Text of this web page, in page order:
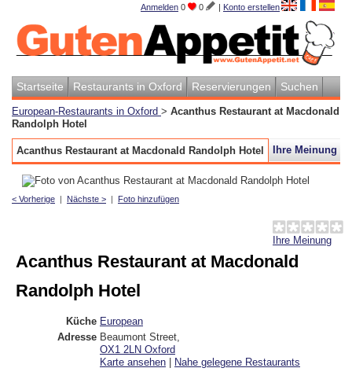
Anmelden 0 0 | Konto erstellen
Startseite Restaurants in Oxford Reservierungen Suchen
European-Restaurants in Oxford > Acanthus Restaurant at Macdonald
Randolph Hotel
Acanthus Restaurant at Macdonald Randolph Hotel Ihre Meinung
< Vorherige | Nächste > | Foto hinzufügen
Ihre Meinung
Acanthus Restaurant at Macdonald
Randolph Hotel
Küche European
Adresse Beaumont Street
OX1 2LN Oxford
Karte ansehen | Nahe gelegene Restaurants